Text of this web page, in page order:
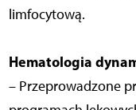
limfocytową.
Hematologia
– Przeprowadzone